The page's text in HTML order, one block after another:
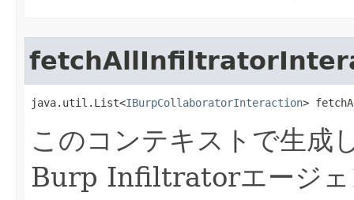
java.util.List<IBurpCollaboratorInteraction>
このコンテキストで生成
Burp Infiltratorエージェ